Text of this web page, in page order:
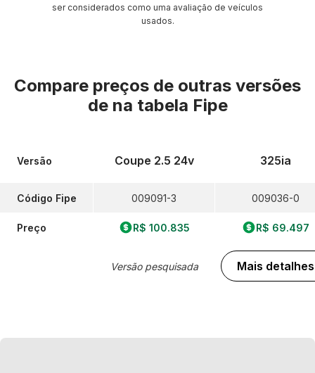
ser considerados como uma avaliação de veículos
usados.
Compare preços de outras versões
de na tabela Fipe
Versão
Código Fipe
Preço
Coupe 2.5 24v
009091-3
R$ 100.835
Versão pesquisada
325ia
009036-0
R$ 69.497
Mais detalhes